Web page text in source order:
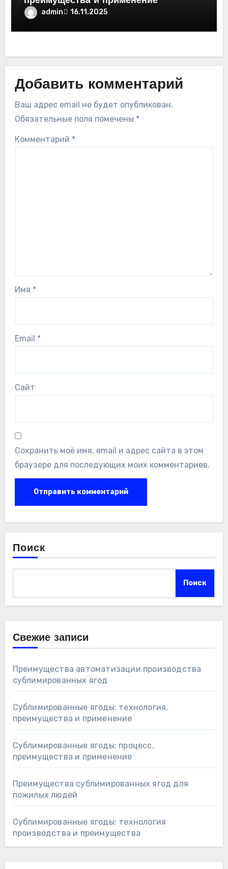
admin 16.11.2025
Добавить комментарий
Ваш адрес email не будет опубликован.
Обязательные поля помечены *
Комментарий *
Имя *
Email *
Сайт
Сохранить моё имя, email и адрес сайта в этом
браузере для последующих моих комментариев.
Поиск
Поиск
Свежие записи
Преимущества автоматизации производства
сублимированных ягод
Сублимированные ягоды: технология,
преимущества и применение
Сублимированные ягоды: процесс,
преимущества и применение
Преимущества сублимированных ягод для
пожилых людей
Сублимированные ягоды: технология
производства и преимущества